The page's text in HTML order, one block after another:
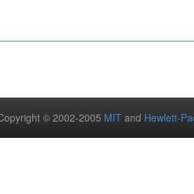
© 2002-2005 MIT and Hewlett-